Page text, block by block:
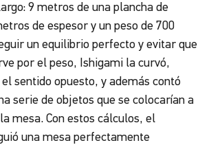
9 metros de una plancha de
de espesor y un peso de 700
un equilibrio perfecto y evitar que
por el peso, Ishigami la curvó,
sentido opuesto, y además contó
serie de objetos que se colocarían a
mesa. Con estos cálculos, el
una mesa perfectamente